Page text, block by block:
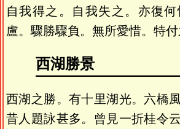
自我得之。自我失之。亦復
盧。驟勝驟負。無所愛惜。特付
西湖勝景
西湖之勝。有十里湖光。六橋
昔人題詠甚多。曾見一折桂令